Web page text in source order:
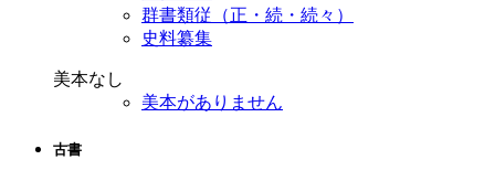
群書類従（正・続・続々）
史料纂集
美本なし
美本がありません
古書